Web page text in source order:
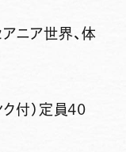
アニア世界、体
ク付）定員40